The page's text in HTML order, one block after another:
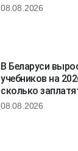
08.08.2026
В Беларуси
учебников на
сколько
08.08.2026